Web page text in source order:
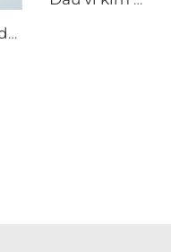
Chăm sóc da vi kim RF Sylfirm X đầu tip Sylfirm X XB-49